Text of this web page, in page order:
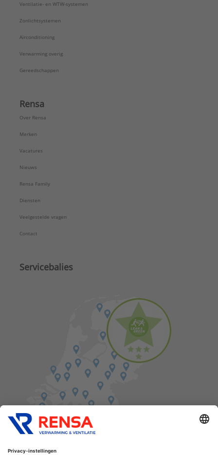
Ventilatie- en WTW-systemen
Zonlichtsystemen
Airconditioning
Verwarming overig
Gereedschappen
Rensa
Over Rensa
Merken
Vacatures
Nieuws
Rensa Family
Diensten
Veelgestelde vragen
Contact
Servicebalies